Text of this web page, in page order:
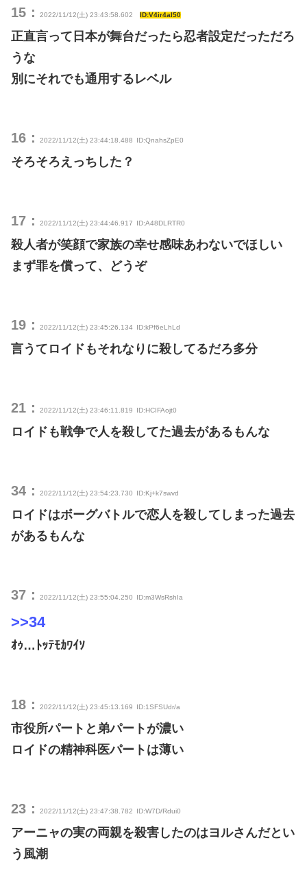
15： 2022/11/12(土) 23:43:58.602 ID:V4ir4al50
正直言って日本が舞台だったら忍者設定だっただろ
うな
別にそれでも通用するレベル
16： 2022/11/12(土) 23:44:18.488 ID:QnahsZpE0
そろそろえっちした？
17： 2022/11/12(土) 23:44:46.917 ID:A48DLRTR0
殺人者が笑顔で家族の幸せ感味あわないでほしい
まず罪を償って、どうぞ
19： 2022/11/12(土) 23:45:26.134 ID:kPf6eLhLd
言うてロイドもそれなりに殺してるだろ多分
21： 2022/11/12(土) 23:46:11.819 ID:HCIFAojt0
ロイドも戦争で人を殺してた過去があるもんな
34： 2022/11/12(土) 23:54:23.730 ID:Kj+k7swvd
ロイドはボーグバトルで恋人を殺してしまった過去
があるもんな
37： 2022/11/12(土) 23:55:04.250 ID:m3WsRshIa
>>34
ｵｩ…ﾄｯﾃﾓｶﾜｲｿ
18： 2022/11/12(土) 23:45:13.169 ID:1SFSUdr/a
市役所パートと弟パートが濃い
ロイドの精神科医パートは薄い
23： 2022/11/12(土) 23:47:38.782 ID:W7D/Rdui0
アーニャの実の両親を殺害したのはヨルさんだとい
う風潮